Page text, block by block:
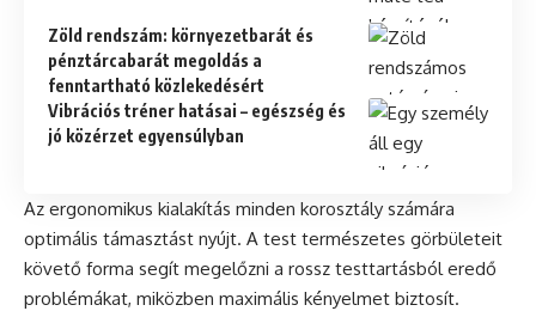
Zöld rendszám: környezetbarát és
pénztárcabarát megoldás a
fenntartható közlekedésért
Vibrációs tréner hatásai – egészség és
jó közérzet egyensúlyban
Az ergonomikus kialakítás minden korosztály számára
optimális támasztást nyújt. A test természetes görbületeit
követő forma segít megelőzni a rossz testtartásból eredő
problémákat, miközben maximális kényelmet biztosít.